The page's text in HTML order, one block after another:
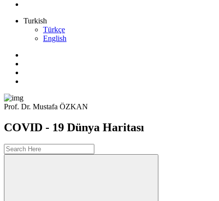
Turkish
Türkçe
English
Prof. Dr. Mustafa ÖZKAN
COVID - 19 Dünya Haritası